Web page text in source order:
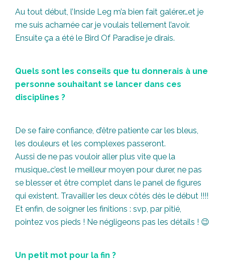
Au tout début, l’Inside Leg m’a bien fait galérer…et je
me suis acharnée car je voulais tellement l’avoir.
Ensuite ça a été le Bird Of Paradise je dirais.
Quels sont les conseils que tu donnerais à une
personne souhaitant se lancer dans ces
disciplines ?
De se faire confiance, d’être patiente car les bleus,
les douleurs et les complexes passeront.
Aussi de ne pas vouloir aller plus vite que la
musique…c’est le meilleur moyen pour durer, ne pas
se blesser et être complet dans le panel de figures
qui existent. Travailler les deux côtés dès le début !!!!
Et enfin, de soigner les finitions : svp, par pitié,
pointez vos pieds ! Ne négligeons pas les détails ! 😉
Un petit mot pour la fin ?